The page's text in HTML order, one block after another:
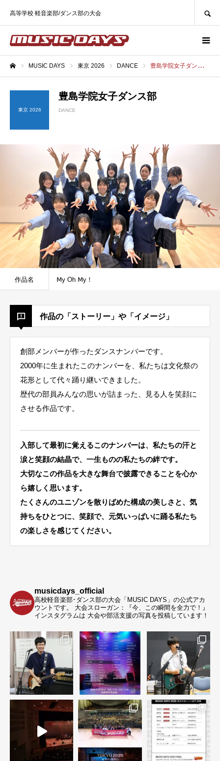
高等学校 軽音楽部/ダンス部の大会
MUSIC DAYS 東京 2026 DANCE 豊島学院女子ダンス部
東京 2026
豊島学院女子ダンス部
DANCE
作品名 Ⅿy Oh Ⅿy！
作品の「ストーリー」や「イメージ」
創部メンバーが作ったダンスナンバーです。
2000年に生まれたこのナンバーを、私たちは文化祭の
花形として代々踊り継いできました。
歴代の部員みんなの思いが詰まった、見る人を笑顔に
させる作品です。
入部して最初に覚えるこのナンバーは、私たちの汗と
涙と笑顔の結晶で、一生ものの私たちの絆です。
大切なこの作品を大きな舞台で披露できることを心か
ら嬉しく思います。
たくさんのユニゾンを散りばめた構成の美しさと、気
持ちをひとつに、笑顔で、元気いっぱいに踊る私たち
の楽しさを感じてください。
musicdays_official
高校軽音楽部･ダンス部の大会「MUSIC DAYS」の公式アカ
ウントです。
大会スローガン：『今、この瞬間を全力で！』
インスタグラムは 大会や部活支援の写真を投稿しています！